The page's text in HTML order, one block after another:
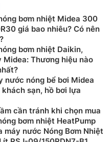
bơm nhiệt Midea 300
giá bao nhiêu? Có nên
bơm nhiệt Daikin,
Midea: Thương hiệu nào
nước nóng bể bơi Midea
sạn, hồ bơi lựa
cần tránh khi chọn mua
bơm nhiệt HeatPump
máy nước Nóng Bơm Nhiệt